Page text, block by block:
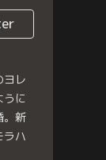
ヨレ
うに
。新
ラハ